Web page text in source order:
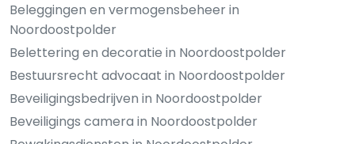
Beleggingen en vermogensbeheer in
Noordoostpolder
Belettering en decoratie in Noordoostpolder
Bestuursrecht advocaat in Noordoostpolder
Beveiligingsbedrijven in Noordoostpolder
Beveiligings camera in Noordoostpolder